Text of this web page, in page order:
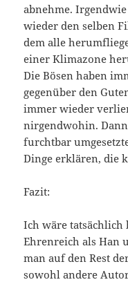
abnehme.
wieder den selben
dem alle
einer Klimazone
Die Bösen haben
gegenüber den
immer wieder
nirgendwohin.
furchtbar
Dinge erklären, die
Fazit:
Ich wäre tatsächlich
Ehrenreich als Han
man auf den Rest
sowohl andere